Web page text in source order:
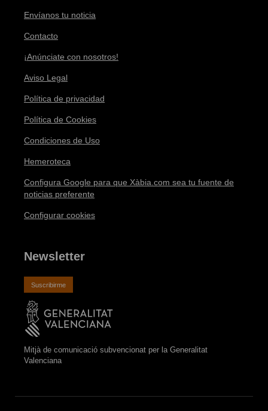
Envíanos tu noticia
Contacto
¡Anúnciate con nosotros!
Aviso Legal
Política de privacidad
Política de Cookies
Condiciones de Uso
Hemeroteca
Configura Google para que Xàbia.com sea tu fuente de
noticias preferente
Configurar cookies
Newsletter
Suscribirme
Mitjà de comunicació subvencionat per la Generalitat
Valenciana